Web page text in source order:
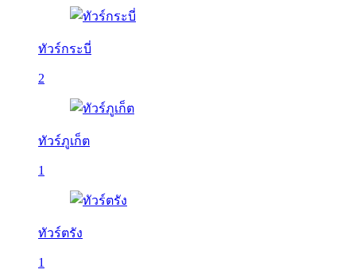
ทัวร์กระบี่
2
ทัวร์ภูเก็ต
1
ทัวร์ตรัง
1